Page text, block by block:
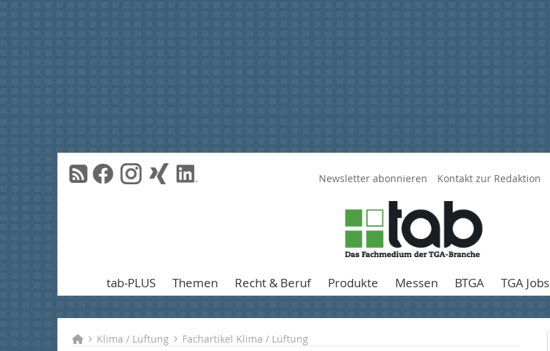
Newsletter abonnieren Kontakt zur Redaktion
tab-PLUS Themen Recht & Beruf Produkte Messen BTGA TGA Jobs
Klima / Lüftung Fachartikel Klima / Lüftung